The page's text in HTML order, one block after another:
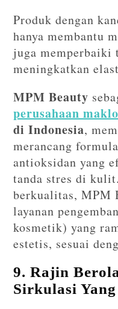
Produk dengan
hanya membantu
juga memperbaiki
meningkatkan
MPM Beauty
perusahaan
di Indonesia,
merancang
antioksidan yang
tanda stres di
berkualitas, MPM
layanan
kosmetik) yang
estetis, sesuai
9. Rajin
Sirkulasi